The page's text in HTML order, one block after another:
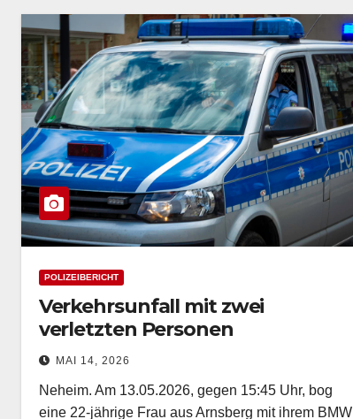
POLIZEIBERICHT
Verkehrsunfall mit zwei
verletzten Personen
MAI 14, 2026
Neheim. Am 13.05.2026, gegen 15:45 Uhr, bog
eine 22-jährige Frau aus Arnsberg mit ihrem BMW